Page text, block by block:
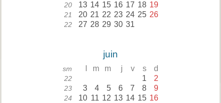
20 13 14 15 16 17 18 19
21 20 21 22 23 24 25 26
22 27 28 29 30 31
juin
sm m m j v s d
22 1 2
23 3 4 5 6 7 8 9
24 10 11 12 13 14 15 16